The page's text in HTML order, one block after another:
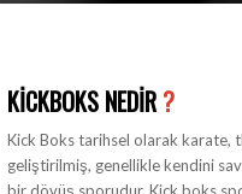
KICKBOKS NEDIR?
Kick Boks tarihsel olarak karate,
geliştirilmiş, genellikle kendini